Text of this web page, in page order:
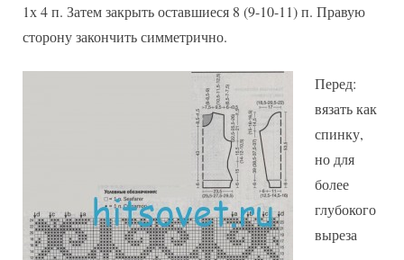
1х 4 п. Затем закрыть оставшиеся 8 (9-10-11) п. Правую
сторону закончить симметрично.
Перед:
вязать как
спинку,
но для
более
глубокого
выреза